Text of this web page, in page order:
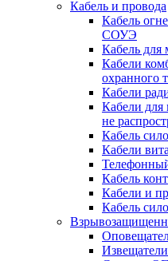
Кабель и провода
Кабель
СОУЭ
Кабель для
Кабели
охранного
Кабели
Кабели для
не
Кабель
Кабели
Кабель
Кабели и
Кабель